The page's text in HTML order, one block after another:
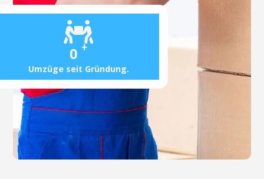
0 +
Umzüge seit Gründung.